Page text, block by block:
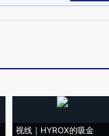
视线｜HYROX的吸金